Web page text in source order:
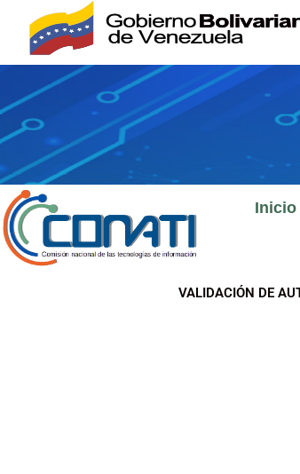
contenido
Inicio
VALIDACIÓN DE